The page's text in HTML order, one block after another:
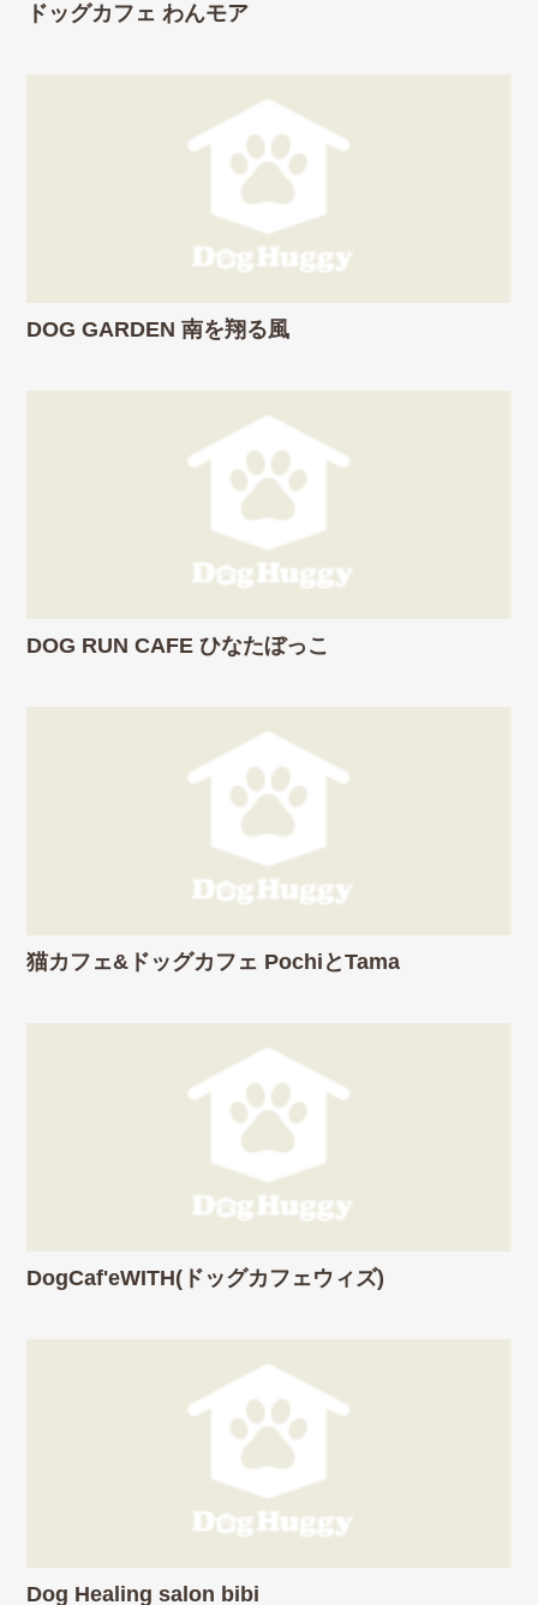
ドッグカフェ わんモア
DOG GARDEN 南を翔る風
DOG RUN CAFE ひなたぼっこ
猫カフェ&ドッグカフェ PochiとTama
DogCaf'eWITH(ドッグカフェウィズ)
Dog Healing salon bibi